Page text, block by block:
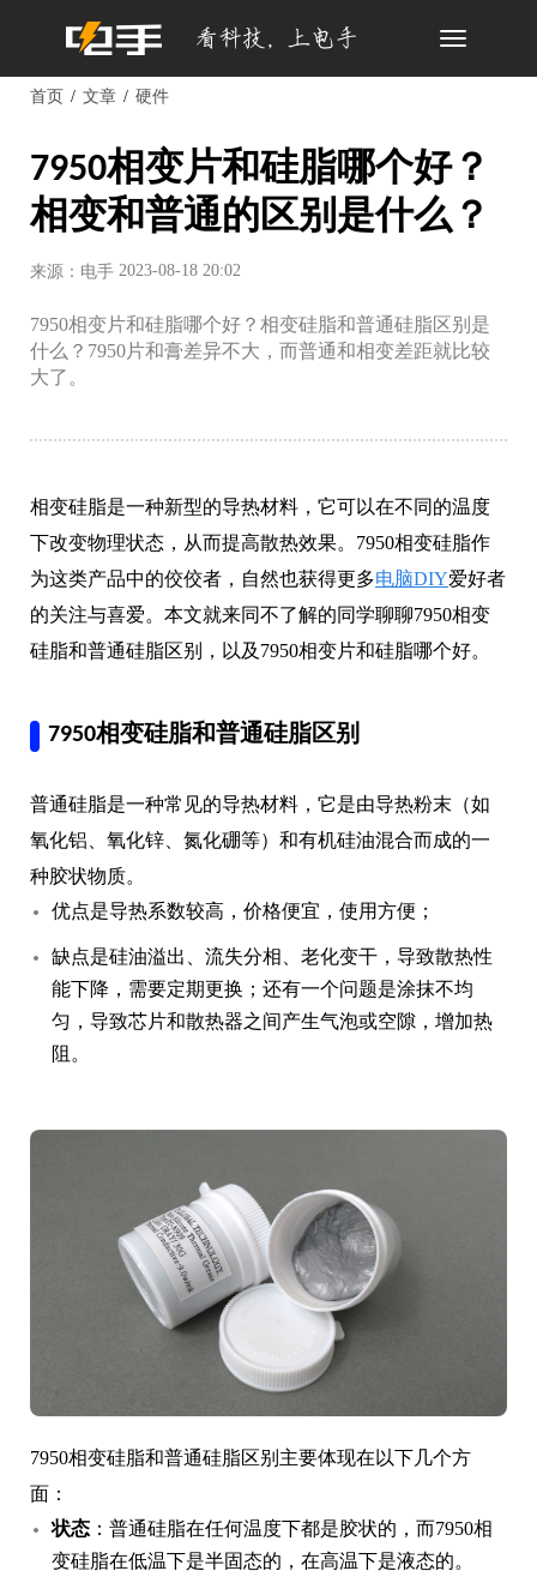
Toggle
首页 文章 硬件
7950相变片和硅脂哪个好？
相变和普通的区别是什么？
来源：电手 2023-08-18 20:02
7950相变片和硅脂哪个好？相变硅脂和普通硅脂区别是
什么？7950片和膏差异不大，而普通和相变差距就比较
大了。
相变硅脂是一种新型的导热材料，它可以在不同的温度
下改变物理状态，从而提高散热效果。7950相变硅脂作
为这类产品中的佼佼者，自然也获得更多电脑DIY爱好者
的关注与喜爱。本文就来同不了解的同学聊聊7950相变
硅脂和普通硅脂区别，以及7950相变片和硅脂哪个好。
7950相变硅脂和普通硅脂区别
普通硅脂是一种常见的导热材料，它是由导热粉末（如
氧化铝、氧化锌、氮化硼等）和有机硅油混合而成的一
种胶状物质。
优点是导热系数较高，价格便宜，使用方便；
缺点是硅油溢出、流失分相、老化变干，导致散热性
能下降，需要定期更换；还有一个问题是涂抹不均
匀，导致芯片和散热器之间产生气泡或空隙，增加热
阻。
7950相变硅脂和普通硅脂区别主要体现在以下几个方
面：
状态 ：普通硅脂在任何温度下都是胶状的，而7950相
变硅脂在低温下是半固态的，在高温下是液态的。